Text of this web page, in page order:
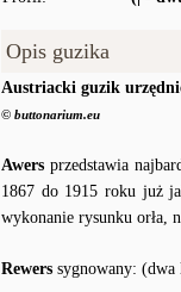
Opis guzika
Austriacki guzik
© buttonarium.eu
Awers przedstawia
1867 do 1915 roku już
wykonanie rysunku orła,
Rewers sygnowany: